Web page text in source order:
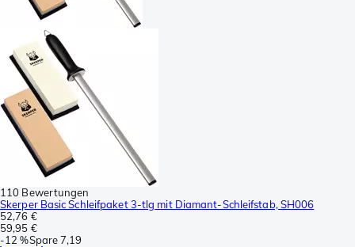
110 Bewertungen
Skerper Basic Schleifpaket 3-tlg mit Diamant-Schleifstab, SH006
52,76 €
59,95 €
-12 %Spare7,19